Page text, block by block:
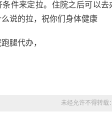
条件来定拉。住院之后可以
说的拉，祝你们身体健康
腿代办，
未经允许不得转载：